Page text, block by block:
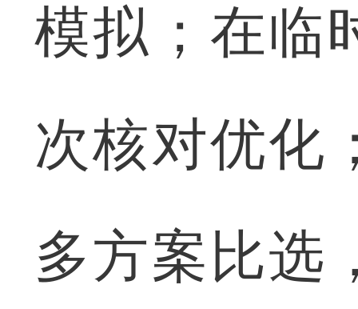
模拟；在临
次核对优化
多方案比选